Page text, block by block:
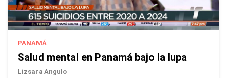
PANAMÁ
Salud mental en Panamá bajo la lupa
Lizsara Angulo